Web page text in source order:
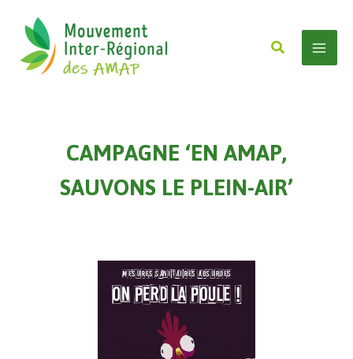
contenu
Rechercher
CAMPAGNE ‘EN AMAP,
SAUVONS LE PLEIN-AIR’